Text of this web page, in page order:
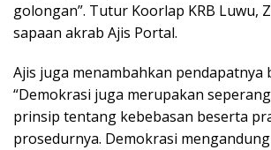
golongan”. Tutur Koorlap KRB Luwu,
sapaan akrab Ajis Portal.
Ajis juga menambahkan pendapatnya
“Demokrasi juga merupakan
prinsip tentang kebebasan beserta
prosedurnya. Demokrasi